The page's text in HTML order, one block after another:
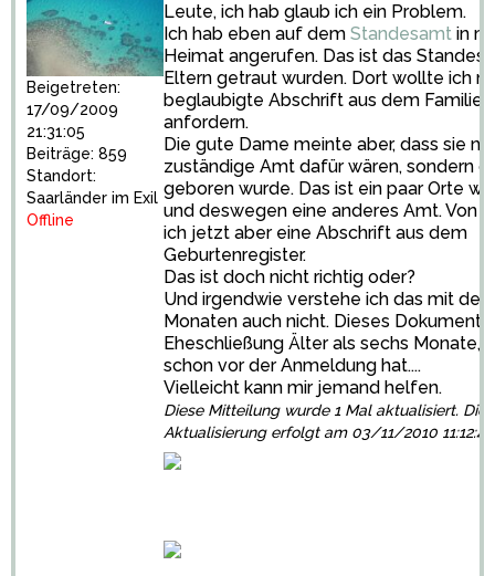
Beigetreten:
17/09/2009
21:31:05
Beiträge: 859
Standort:
Saarländer im Exil
Offline
Leute, ich hab glaub ich ein Problem.
Ich hab eben auf dem Standesamt in
Heimat angerufen. Das ist das
Eltern getraut wurden. Dort wollte ich
beglaubigte Abschrift aus dem
anfordern.
Die gute Dame meinte aber, dass sie
zuständige Amt dafür wären, sondern
geboren wurde. Das ist ein paar Orte
und deswegen eine anderes Amt. Von
ich jetzt aber eine Abschrift aus dem
Geburtenregister.
Das ist doch nicht richtig oder?
Und irgendwie verstehe ich das mit den
Monaten auch nicht. Dieses Dokument
Eheschließung Älter als sechs Monate,
schon vor der Anmeldung hat....
Vielleicht kann mir jemand helfen.
Diese Mitteilung wurde 1 Mal aktualisiert. Die
Aktualisierung erfolgt am 03/11/2010